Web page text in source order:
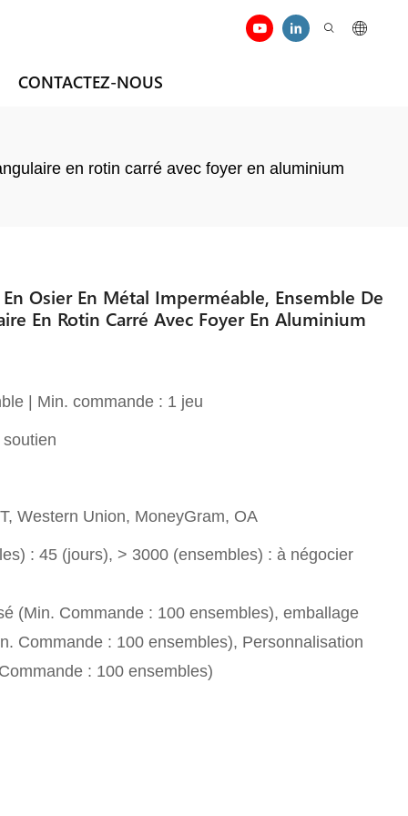
CONTACTEZ-NOUS
en rotin carré avec foyer en aluminium
Osier En Métal Imperméable, Ensemble De
En Rotin Carré Avec Foyer En Aluminium
| Min. commande : 1 jeu
Western Union, MoneyGram, OA
: 45 (jours), > 3000 (ensembles) : à négocier
(Min. Commande : 100 ensembles), emballage
Commande : 100 ensembles), Personnalisation
: 100 ensembles)